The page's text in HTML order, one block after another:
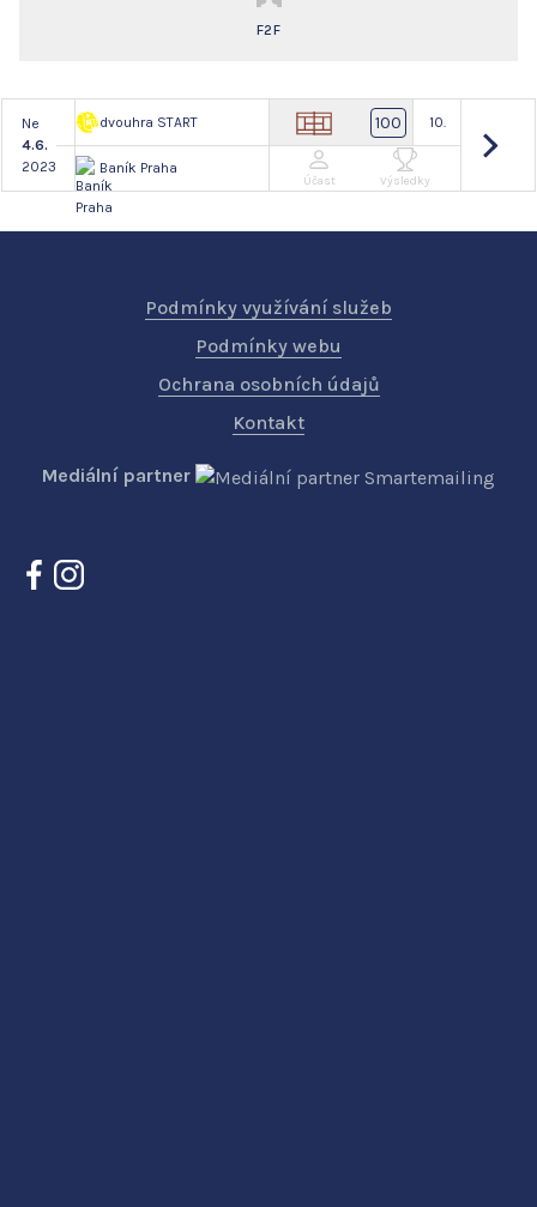
F2F
Ne
4.6.
2023
dvouhra START
Baník Praha
100 10.
Účast Výsledky
Podmínky využívání služeb
Podmínky webu
Ochrana osobních údajů
Kontakt
Mediální partner